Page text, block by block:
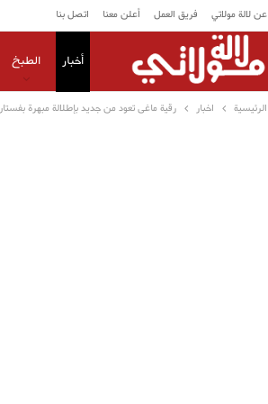
عن لالة مولاتي فريق العمل أعلن معنا اتصل بنا
أخبار الطبخ
الرئيسية اخبار رقية ماغى تعود من جديد بإطلالة مبهرة